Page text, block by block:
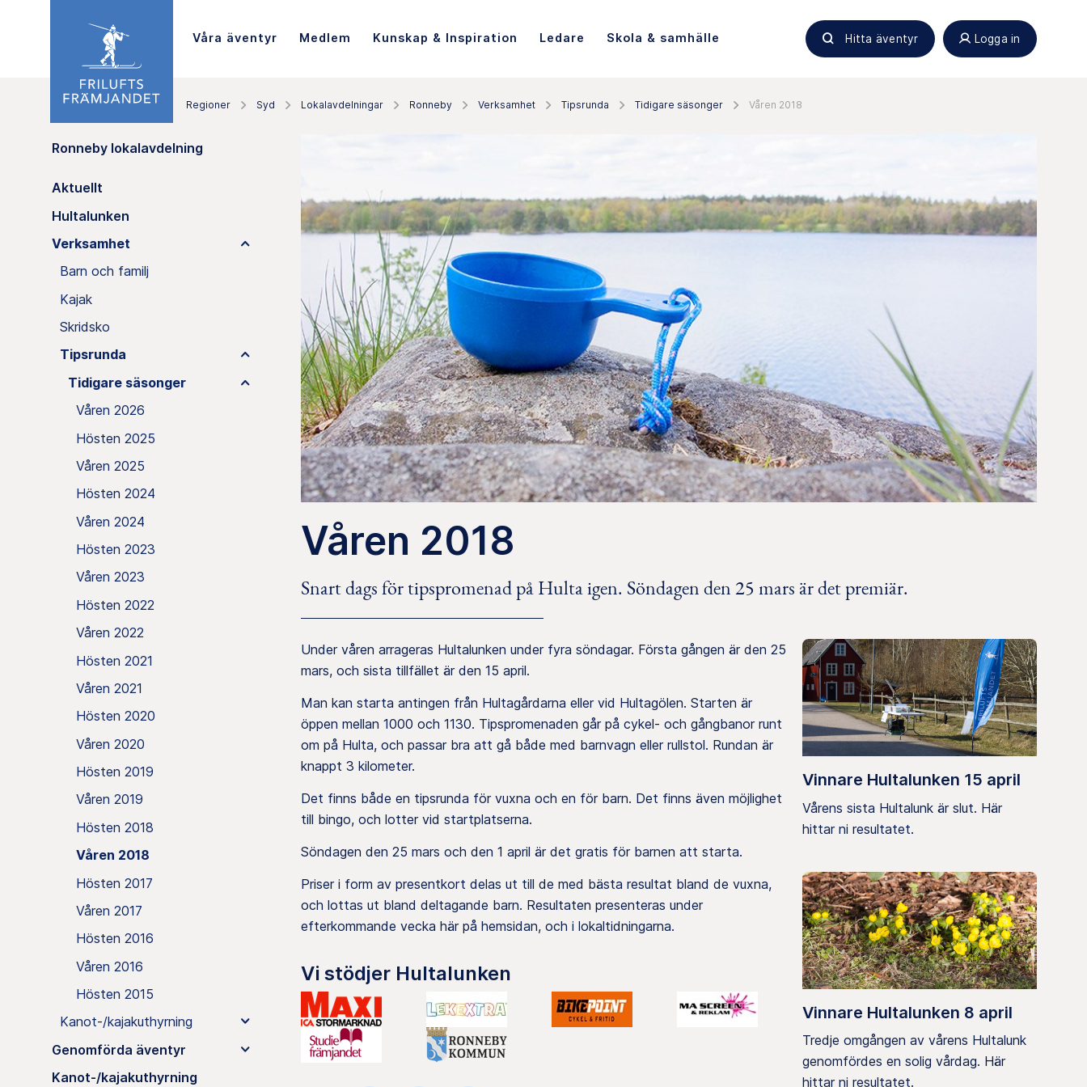
Våra äventyr Medlem Kunskap & Inspiration Ledare Skola & samhälle Hitta äventyr Logga in
Regioner Syd Lokalavdelningar Ronneby Verksamhet Tipsrunda Tidigare säsonger Våren 2018
Ronneby lokalavdelning
Aktuellt
Hultalunken
Verksamhet
Barn och familj
Kajak
Skridsko
Tipsrunda
Tidigare säsonger
Våren 2026
Hösten 2025
Våren 2025
Hösten 2024
Våren 2024
Hösten 2023
Våren 2023
Hösten 2022
Våren 2022
Hösten 2021
Våren 2021
Hösten 2020
Våren 2020
Hösten 2019
Våren 2019
Hösten 2018
Våren 2018
Hösten 2017
Våren 2017
Hösten 2016
Våren 2016
Hösten 2015
Kanot-/kajakuthyrning
Genomförda äventyr
Kanot-/kajakuthyrning
Våren 2018
Snart dags för tipspromenad på Hulta igen. Söndagen den 25 mars är det premiär.
Under våren arrageras Hultalunken under fyra söndagar. Första gången är den 25
mars, och sista tillfället är den 15 april.
Man kan starta antingen från Hultagårdarna eller vid Hultagölen. Starten är
öppen mellan 1000 och 1130. Tipspromenaden går på cykel- och gångbanor runt
om på Hulta, och passar bra att gå både med barnvagn eller rullstol. Rundan är
knappt 3 kilometer.
Det finns både en tipsrunda för vuxna och en för barn. Det finns även möjlighet
till bingo, och lotter vid startplatserna.
Söndagen den 25 mars och den 1 april är det gratis för barnen att starta.
Priser i form av presentkort delas ut till de med bästa resultat bland de vuxna,
och lottas ut bland deltagande barn. Resultaten presenteras under
efterkommande vecka här på hemsidan, och i lokaltidningarna.
Vi stödjer Hultalunken
Vinnare Hultalunken 15 april
Vårens sista Hultalunk är slut. Här
hittar ni resultatet.
Vinnare Hultalunken 8 april
Tredje omgången av vårens Hultalunk
genomfördes en solig vårdag. Här
hittar ni resultatet.